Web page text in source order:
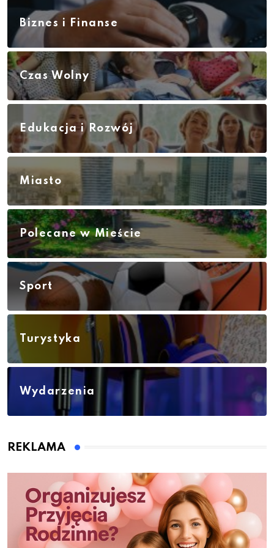
Biznes i Finanse
Czas Wolny
Edukacja i Rozwój
Miasto
Polecane w Mieście
Sport
Turystyka
Wydarzenia
REKLAMA